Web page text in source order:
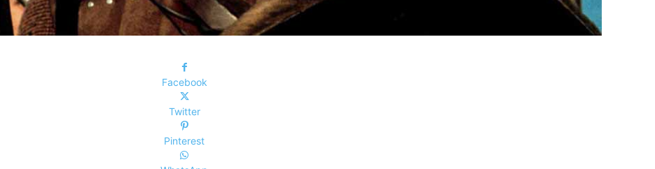
Facebook
Twitter
Pinterest